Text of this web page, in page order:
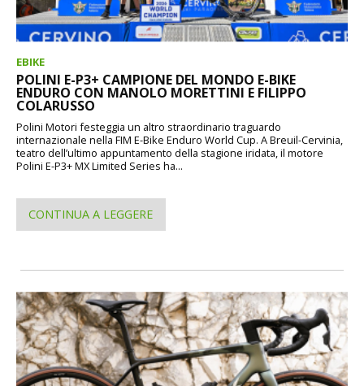
EBIKE
POLINI E-P3+ CAMPIONE DEL MONDO E-BIKE
ENDURO CON MANOLO MORETTINI E FILIPPO
COLARUSSO
Polini Motori festeggia un altro straordinario traguardo
internazionale nella FIM E-Bike Enduro World Cup. A Breuil-Cervinia,
teatro dell’ultimo appuntamento della stagione iridata, il motore
Polini E-P3+ MX Limited Series ha...
CONTINUA A LEGGERE